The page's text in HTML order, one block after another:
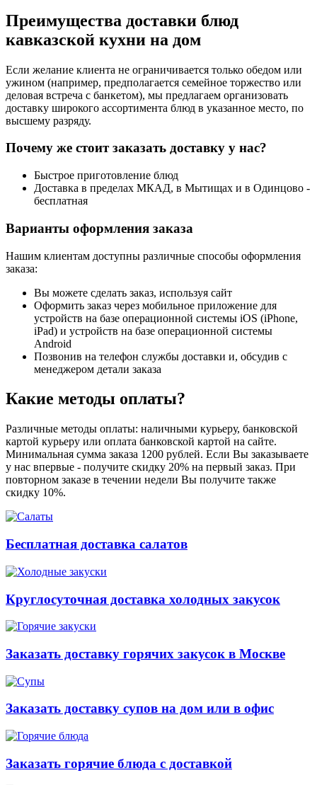
Преимущества доставки блюд
кавказской кухни на дом
Если желание клиента не ограничивается только обедом или
ужином (например, предполагается семейное торжество или
деловая встреча с банкетом), мы предлагаем организовать
доставку широкого ассортимента блюд в указанное место, по
высшему разряду.
Почему же стоит заказать доставку у нас?
Быстрое приготовление блюд
Доставка в пределах МКАД, в Мытищах и в Одинцово -
бесплатная
Варианты оформления заказа
Нашим клиентам доступны различные способы оформления
заказа:
Вы можете сделать заказ, используя сайт
Оформить заказ через мобильное приложение для
устройств на базе операционной системы iOS (iPhone,
iPad) и устройств на базе операционной системы
Android
Позвонив на телефон службы доставки и, обсудив с
менеджером детали заказа
Какие методы оплаты?
Различные методы оплаты: наличными курьеру, банковской
картой курьеру или оплата банковской картой на сайте.
Минимальная сумма заказа 1200 рублей. Если Вы заказываете
у нас впервые - получите скидку 20% на первый заказ. При
повторном заказе в течении недели Вы получите также
скидку 10%.
Бесплатная доставка салатов
Круглосуточная доставка холодных закусок
Заказать доставку горячих закусок в Москве
Заказать доставку супов на дом или в офис
Заказать горячие блюда с доставкой